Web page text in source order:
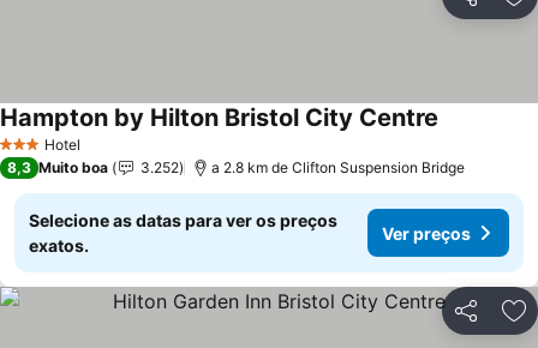
Partilhar
3 EstrelasHotel
Hampton by Hilton Bristol City Centre
8,3 Muito boa 3.252 a 2.8 km de Clifton Suspension Bridge
Selecione as datas para ver os preços
exatos.
Ver preços
Partilhar